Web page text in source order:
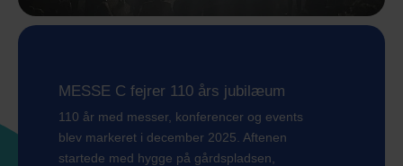
MESSE C fejrer 110 års jubilæum
110 år med messer, konferencer og events
blev markeret i december 2025. Aftenen
startede med hygge på gårdspladsen,